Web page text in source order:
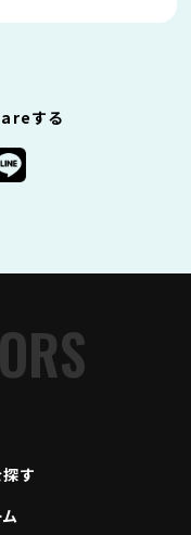
する
す